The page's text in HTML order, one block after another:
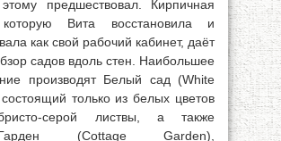
предшествовал. Кирпичная
Вита восстановила и
как свой рабочий кабинет, даёт
садов вдоль стен. Наибольшее
производят Белый сад (White
только из белых цветов
серой листвы, а также
Гарден (Cottage Garden),